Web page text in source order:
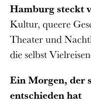
Hamburg steckt
Kultur, queere
Theater und
die selbst
Ein Morgen, der
entschieden hat